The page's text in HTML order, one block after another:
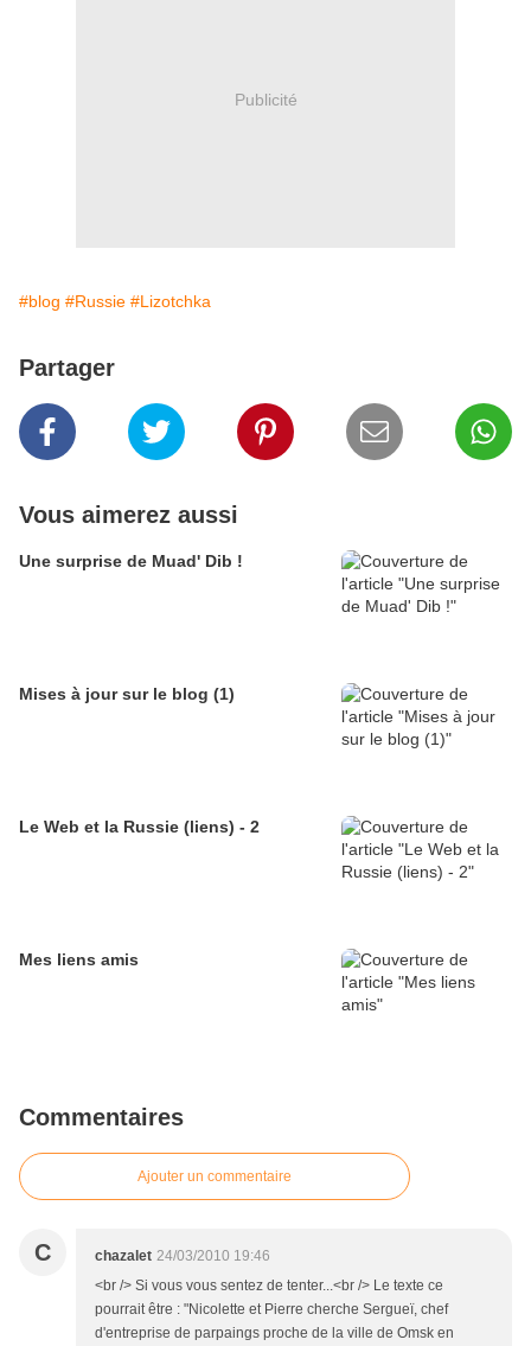
Publicité
#blog #Russie #Lizotchka
Partager
Vous aimerez aussi
Une surprise de Muad' Dib !
Mises à jour sur le blog (1)
Le Web et la Russie (liens) - 2
Mes liens amis
Commentaires
Ajouter un commentaire
C chazalet 24/03/2010 19:46
<br /> Si vous vous sentez de tenter...<br /> Le texte ce
pourrait être : "Nicolette et Pierre cherche Sergueï, chef
d'entreprise de parpaings proche de la ville de Omsk en